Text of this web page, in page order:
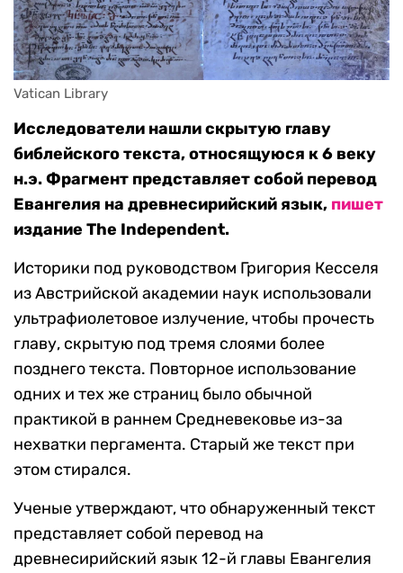
Vatican Library
Исследователи нашли скрытую главу
библейского текста, относящуюся к 6 веку
н.э. Фрагмент представляет собой перевод
Евангелия на древнесирийский язык, пишет
издание The Independent.
Историки под руководством Григория Кесселя
из Австрийской академии наук использовали
ультрафиолетовое излучение, чтобы прочесть
главу, скрытую под тремя слоями более
позднего текста. Повторное использование
одних и тех же страниц было обычной
практикой в раннем Средневековье из-за
нехватки пергамента. Старый же текст при
этом стирался.
Ученые утверждают, что обнаруженный текст
представляет собой перевод на
древнесирийский язык 12-й главы Евангелия